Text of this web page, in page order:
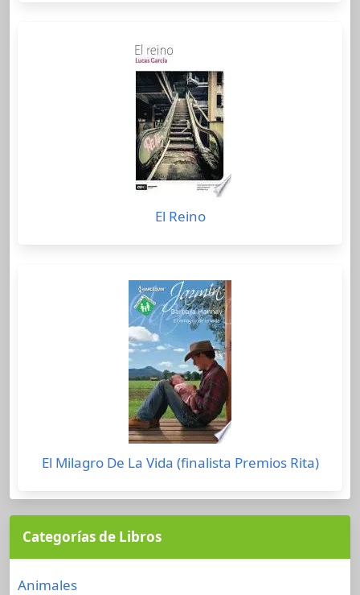
El Reino
El Milagro De La Vida (finalista Premios Rita)
Categorías de Libros
Animales